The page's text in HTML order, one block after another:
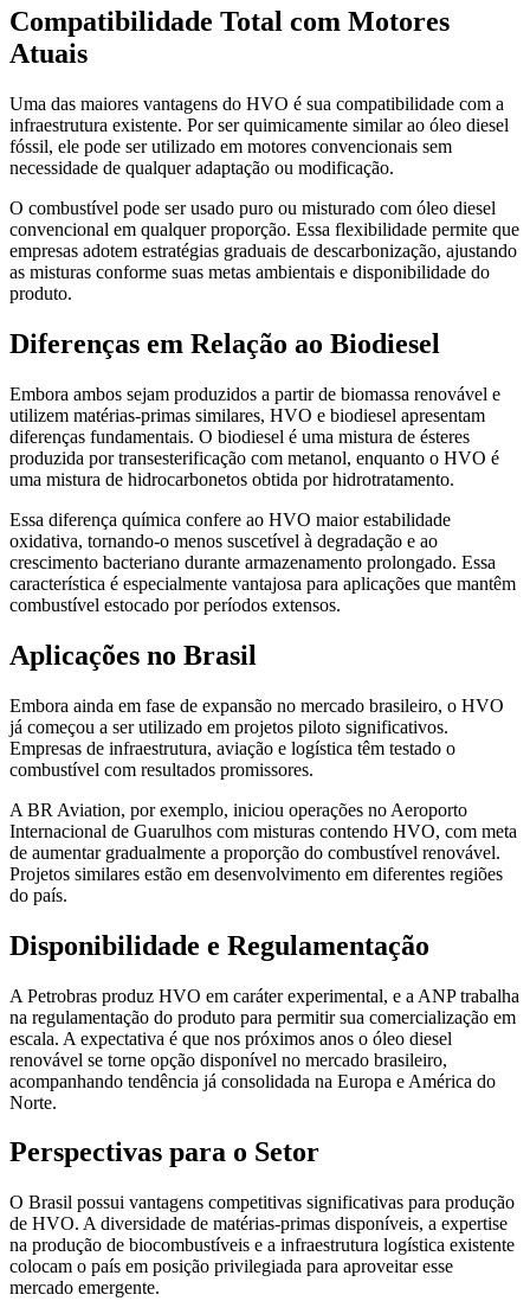
Compatibilidade Total com Motores
Atuais
Uma das maiores vantagens do HVO é sua compatibilidade com a
infraestrutura existente. Por ser quimicamente similar ao óleo diesel
fóssil, ele pode ser utilizado em motores convencionais sem
necessidade de qualquer adaptação ou modificação.
O combustível pode ser usado puro ou misturado com óleo diesel
convencional em qualquer proporção. Essa flexibilidade permite que
empresas adotem estratégias graduais de descarbonização, ajustando
as misturas conforme suas metas ambientais e disponibilidade do
produto.
Diferenças em Relação ao Biodiesel
Embora ambos sejam produzidos a partir de biomassa renovável e
utilizem matérias-primas similares, HVO e biodiesel apresentam
diferenças fundamentais. O biodiesel é uma mistura de ésteres
produzida por transesterificação com metanol, enquanto o HVO é
uma mistura de hidrocarbonetos obtida por hidrotratamento.
Essa diferença química confere ao HVO maior estabilidade
oxidativa, tornando-o menos suscetível à degradação e ao
crescimento bacteriano durante armazenamento prolongado. Essa
característica é especialmente vantajosa para aplicações que mantêm
combustível estocado por períodos extensos.
Aplicações no Brasil
Embora ainda em fase de expansão no mercado brasileiro, o HVO
já começou a ser utilizado em projetos piloto significativos.
Empresas de infraestrutura, aviação e logística têm testado o
combustível com resultados promissores.
A BR Aviation, por exemplo, iniciou operações no Aeroporto
Internacional de Guarulhos com misturas contendo HVO, com meta
de aumentar gradualmente a proporção do combustível renovável.
Projetos similares estão em desenvolvimento em diferentes regiões
do país.
Disponibilidade e Regulamentação
A Petrobras produz HVO em caráter experimental, e a ANP trabalha
na regulamentação do produto para permitir sua comercialização em
escala. A expectativa é que nos próximos anos o óleo diesel
renovável se torne opção disponível no mercado brasileiro,
acompanhando tendência já consolidada na Europa e América do
Norte.
Perspectivas para o Setor
O Brasil possui vantagens competitivas significativas para produção
de HVO. A diversidade de matérias-primas disponíveis, a expertise
na produção de biocombustíveis e a infraestrutura logística existente
colocam o país em posição privilegiada para aproveitar esse
mercado emergente.